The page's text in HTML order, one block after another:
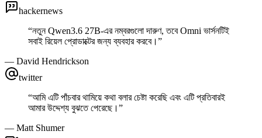
hackernews
“নতুন Qwen3.6 27B-এর নম্বরগুলো দারুণ, তবে Omni ভার্সনটিই
সবাই রিয়েল প্রোডাক্টের জন্য ব্যবহার করবে। ”
— David Hendrickson
twitter
“আমি এটি পাঁচবার থামিয়ে কথা বলার চেষ্টা করেছি এবং এটি প্রতিবারই
আমার উদ্দেশ্য বুঝতে পেরেছে। ”
— Matt Shumer